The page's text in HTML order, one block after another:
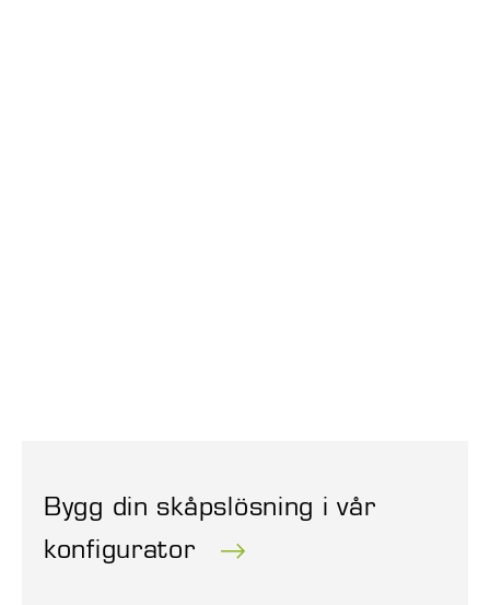
Bygg din skåpslösning i vår
konfigurator